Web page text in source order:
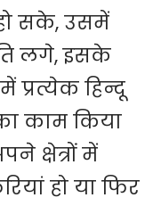
हो सके, उसमें
लगे, इसके
प्रत्येक हिन्दू
काम किया
क्षेत्रों में
हो या फिर